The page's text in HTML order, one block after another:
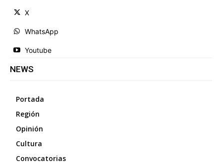
X
WhatsApp
Youtube
NEWS
Portada
Región
Opinión
Cultura
Convocatorias